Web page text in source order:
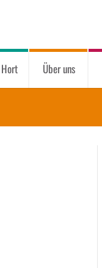
Hort Über uns